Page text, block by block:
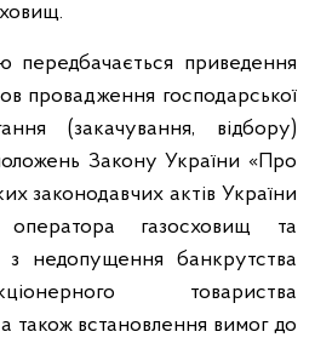
передбачається приведення
провадження господарської
(закачування, відбору)
Закону України «Про
законодавчих актів України
оператора газосховищ та
з недопущення банкрутства
товариства
також встановлення вимог до